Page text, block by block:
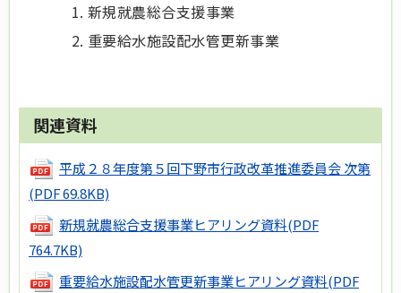
新規就農総合支援事業
重要給水施設配水管更新事業
関連資料
平成２８年度第５回下野市行政改革推進委員会 次第
(PDF 69.8KB)
新規就農総合支援事業ヒアリング資料(PDF
764.7KB)
重要給水施設配水管更新事業ヒアリング資料(PDF